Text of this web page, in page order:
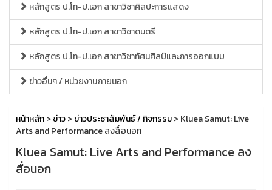
หลักสูตร ป.โท-ป.เอก สาขาวิชาศิลปะการแสดง
หลักสูตร ป.โท-ป.เอก สาขาวิชาดนตรี
หลักสูตร ป.โท-ป.เอก สาขาวิชาทัศนศิลป์และการออกแบบ
ข่าวอื่นๆ / หน่วยงานภายนอก
หน้าหลัก>ข่าว>ข่าวประชาสัมพันธ์ / กิจกรรม> Kluea Samut: Live
Arts and Performance ลงสื่อนอก
Kluea Samut: Live Arts and Performance ลง
สื่อนอก